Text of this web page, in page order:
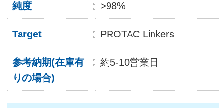
純度 >98%
Target PROTAC Linkers
参考納期(在庫有
りの場合)
約5-10営業日